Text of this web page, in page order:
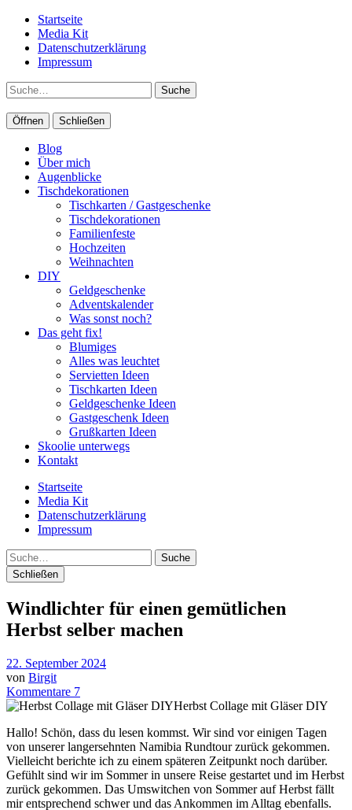
Startseite
Media Kit
Datenschutzerklärung
Impressum
Suche
Öffnen Schließen
Blog
Über mich
Augenblicke
Tischdekorationen
Tischkarten / Gastgeschenke
Tischdekorationen
Familienfeste
Hochzeiten
Weihnachten
DIY
Geldgeschenke
Adventskalender
Was sonst noch?
Das geht fix!
Blumiges
Alles was leuchtet
Servietten Ideen
Tischkarten Ideen
Geldgeschenke Ideen
Gastgeschenk Ideen
Grußkarten Ideen
Skoolie unterwegs
Kontakt
Startseite
Media Kit
Datenschutzerklärung
Impressum
Suche
Schließen
Windlichter für einen gemütlichen
Herbst selber machen
22. September 2024
von Birgit
Kommentare 7
Herbst Collage mit Gläser DIY
Hallo! Schön, dass du lesen kommst. Wir sind vor einigen Tagen
von unserer langersehnten Namibia Rundtour zurück gekommen.
Vielleicht berichte ich zu einem späteren Zeitpunkt noch darüber.
Gefühlt sind wir im Sommer in unsere Reise gestartet und im Herbst
zurück gekommen. Das Umswitchen von Sommer auf Herbst fällt
mir entsprechend schwer und das Ankommen im Alltag ebenfalls.